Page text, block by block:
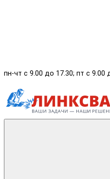
пн-чт с 9.00 до 17.30; пт с 9.00